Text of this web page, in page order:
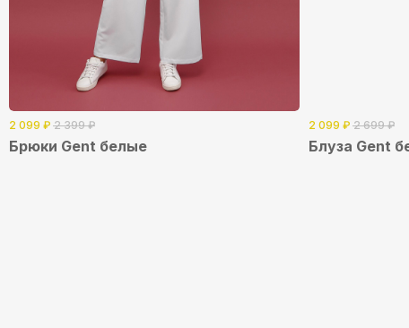
2 099 ₽ 2 399 ₽
Брюки Gent белые
2 099 ₽ 2 699 ₽
Блуза Gent